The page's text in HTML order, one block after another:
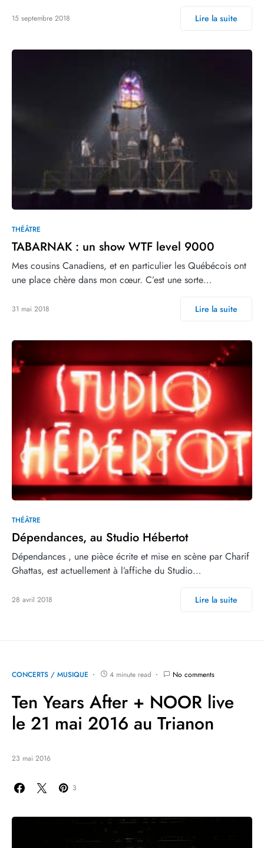
15 septembre 2018 Lire la suite
THÉÂTRE
TABARNAK : un show WTF level 9000
Mes cousins Canadiens, et en particulier les Québécois ont
une place chère dans mon cœur. C’est une sorte…
31 mai 2018 Lire la suite
THÉÂTRE
Dépendances, au Studio Hébertot
Dépendances , une pièce écrite et mise en scène par Charif
Ghattas, est actuellement à l’affiche du Studio…
28 avril 2018 Lire la suite
CONCERTS / MUSIQUE 4 minute read No comments
Ten Years After + NOOR live
le 21 mai 2016 au Trianon
23 mai 2016
3